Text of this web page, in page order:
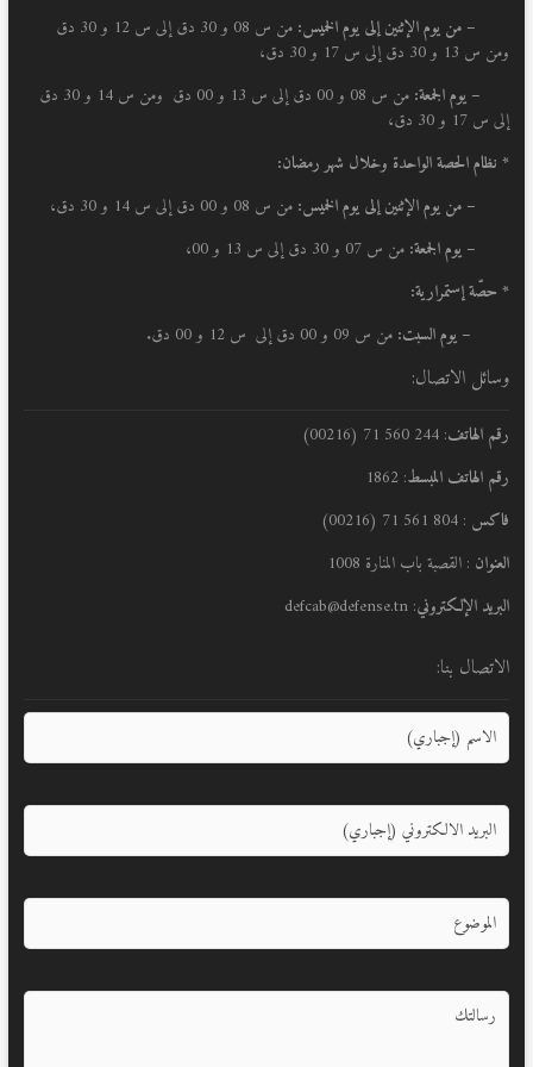
– من يوم الإثنين إلى يوم الخميس:
من س 08 و 30 دق إلى س 12 و 30 دق
ومن س 13 و 30 دق إلى س 17 و 30 دق،
– يوم الجمعة:
من س 08 و 00 دق إلى س 13 و 00 دق ومن س 14 و 30 دق
إلى س 17 و 30 دق،
* نظام الحصة الواحدة وخلال شهر رمضان:
– من يوم الإثنين إلى يوم الخميس: من س 08 و 00 دق إلى س 14 و 30 دق،
– يوم الجمعة: من س 07 و 30 دق إلى س 13 و 00،
* حصّة إستمرارية:
– يوم السبت: من س 09 و 00 دق إلى س 12 و 00 دق.
وسائل الاتصال:
رقم الهاتف: 244 560 71 (00216)
رقم الهاتف المبسط: 1862
فاكس : 804 561 71 (00216)
العنوان : القصبة باب المنارة 1008
البريد الإلكتروني: defcab@defense.tn
الاتصال بنا: